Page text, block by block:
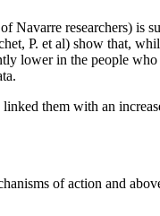
researchers) is
P. et al) show that,
lower in the people
them with an
of action and